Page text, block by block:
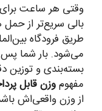
وقتی هر ساعت
بالی سریع‌تر از
طریق فرودگاه
می‌شود. بار شما پس
بسته‌بندی و توزین
مفهوموزن قابل
از وزن واقعی‌اش